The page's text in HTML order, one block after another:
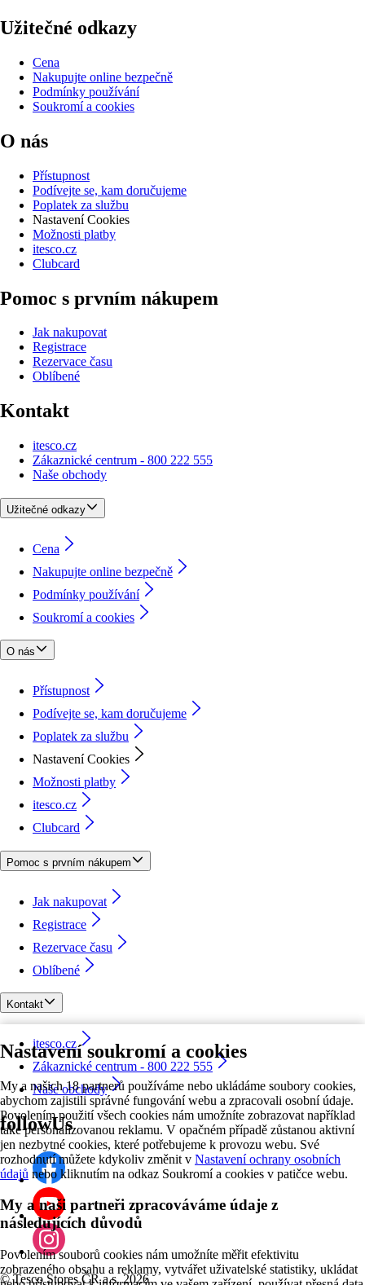
Nastavení soukromí a cookies
My a našich 18 partnerů používáme nebo ukládáme soubory cookies,
abychom zajistili správné fungování webu a zpracovali osobní údaje.
Povolením použití všech cookies nám umožníte zobrazovat například
také personalizovanou reklamu. V opačném případě zůstanou aktivní
jen nezbytné cookies, které potřebujeme k provozu webu. Své
rozhodnutí můžete kdykoliv změnit v Nastavení ochrany osobních
údajů nebo kliknutím na odkaz Soukromí a cookies v patičce webu.
My a naši partneři zpracováváme údaje z
následujících důvodů
Povolením souborů cookies nám umožníte měřit efektivitu
zobrazeného obsahu a reklamy, vytvářet uživatelské statistiky, ukládat
Užitečné odkazy
Cena
Nakupujte online bezpečně
Podmínky používání
Soukromí a cookies
O nás
Přístupnost
Podívejte se, kam doručujeme
Poplatek za službu
Nastavení Cookies
Možnosti platby
itesco.cz
Clubcard
Pomoc s prvním nákupem
Jak nakupovat
Registrace
Rezervace času
Oblíbené
Kontakt
itesco.cz
Zákaznické centrum - 800 222 555
Naše obchody
Užitečné odkazy
Cena
Nakupujte online bezpečně
Podmínky používání
Soukromí a cookies
O nás
Přístupnost
Podívejte se, kam doručujeme
Poplatek za službu
Nastavení Cookies
Možnosti platby
itesco.cz
Clubcard
Pomoc s prvním nákupem
Jak nakupovat
Registrace
Rezervace času
Oblíbené
Kontakt
itesco.cz
Zákaznické centrum - 800 222 555
Naše obchody
followUs
©Tesco Stores ČR a.s. 2026